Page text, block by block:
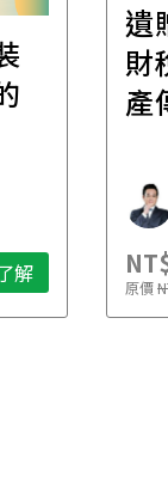
解
遺
財
產
原價